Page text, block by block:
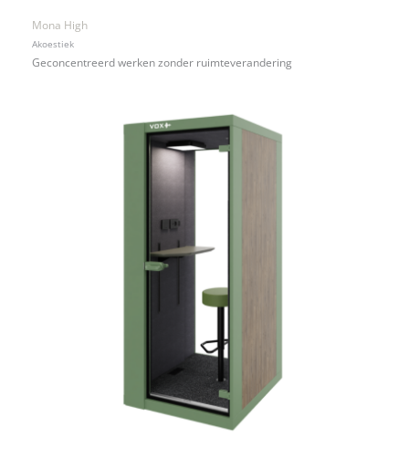
Mona High
Akoestiek
Geconcentreerd werken zonder ruimteverandering